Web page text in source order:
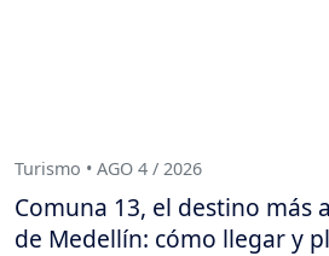
Turismo • AGO 4 / 2026
Comuna 13, el destino más
de Medellín: cómo llegar y